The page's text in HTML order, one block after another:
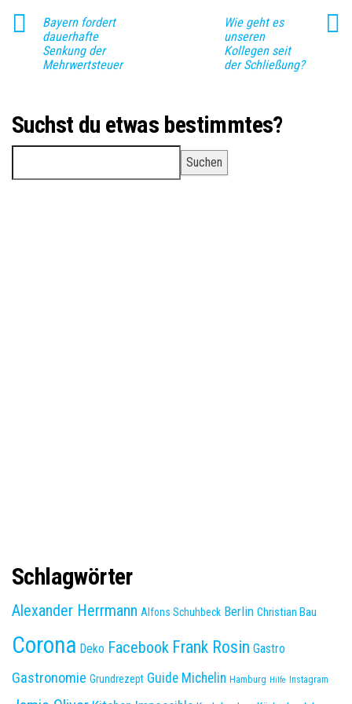
Bayern fordert
dauerhafte
Senkung der
Mehrwertsteuer
Wie geht es
unseren
Kollegen seit
der Schließung?
Suchst du etwas bestimmtes?
Suchen
Schlagwörter
Alexander Herrmann Alfons Schuhbeck Berlin Christian Bau
Corona Deko Facebook Frank Rosin Gastro
Gastronomie Grundrezept Guide Michelin Hamburg Hilfe Instagram